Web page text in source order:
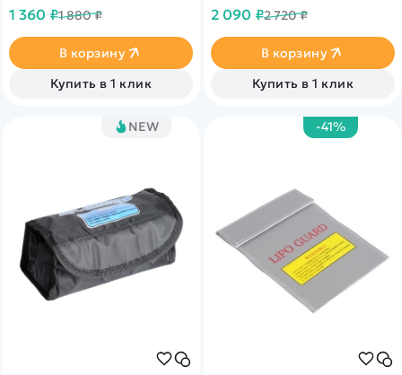
1 360 ₽1 880 ₽
В корзину
Купить в 1 клик
2 090 ₽2 720 ₽
В корзину
Купить в 1 клик
NEW -41%